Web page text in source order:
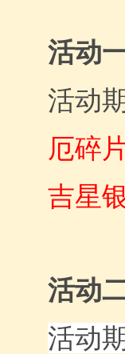
活动
活动
厄碎
吉星
活动
活动